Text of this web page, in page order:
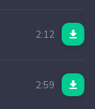
2:12
2:59